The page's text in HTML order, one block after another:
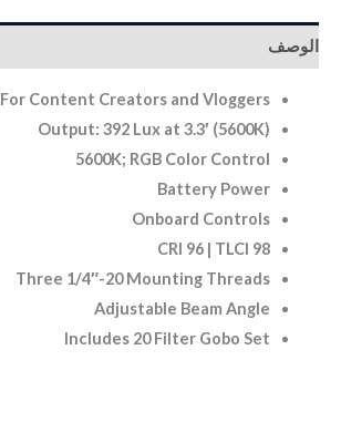
الوصف
For Content Creators and Vloggers
Output: 392 Lux at 3.3′ (5600K)
5600K; RGB Color Control
Battery Power
Onboard Controls
CRI 96 | TLCI 98
Three 1/4″-20 Mounting Threads
Adjustable Beam Angle
Includes 20 Filter Gobo Set